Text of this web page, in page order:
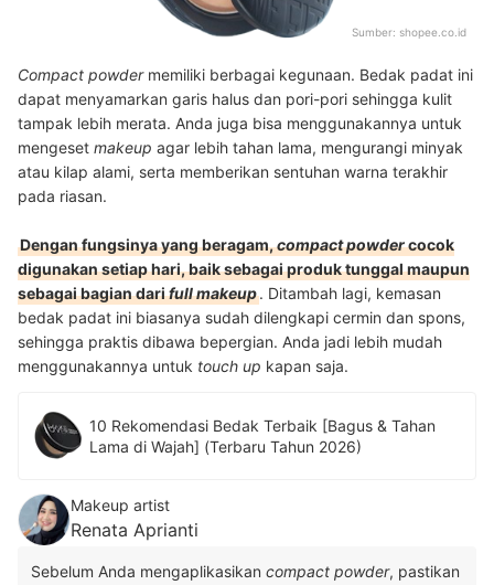
Sumber: shopee.co.id
Compact powdermemiliki berbagai kegunaan. Bedak padat ini
dapat menyamarkan garis halus dan pori-pori sehingga kulit
tampak lebih merata. Anda juga bisa menggunakannya untuk
mengeset makeup agar lebih tahan lama, mengurangi minyak
atau kilap alami, serta memberikan sentuhan warna terakhir
pada riasan.
Dengan fungsinya yang beragam,compact powdercocok
digunakan setiap hari, baik sebagai produk tunggal maupun
sebagai bagian darifull makeup. Ditambah lagi, kemasan
bedak padat ini biasanya sudah dilengkapi cermin dan spons,
sehingga praktis dibawa bepergian. Anda jadi lebih mudah
menggunakannya untuk touch up kapan saja.
10 Rekomendasi Bedak Terbaik [Bagus & Tahan
Lama di Wajah] (Terbaru Tahun 2026)
Makeup artist
Renata Aprianti
Sebelum Anda mengaplikasikan compact powder, pastikan